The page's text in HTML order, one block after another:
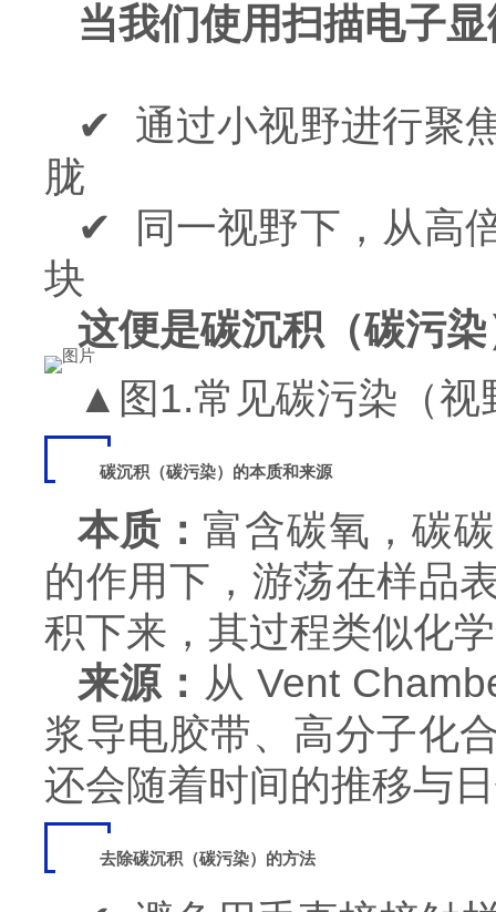
当我们使用扫描电子
✔ 通过小视野进行聚
胧
✔ 同一视野下，从高
块
这便是碳沉积（碳污
▲图1.常见碳污染（视
碳沉积（碳污染）的本质和来源
本质： 富含碳氧，碳
的作用下，游荡在样品
积下来，其过程类似化
来源： 从 Vent
浆导电胶带、高分子化
还会随着时间的推移与
去除碳沉积（碳污染）的方法